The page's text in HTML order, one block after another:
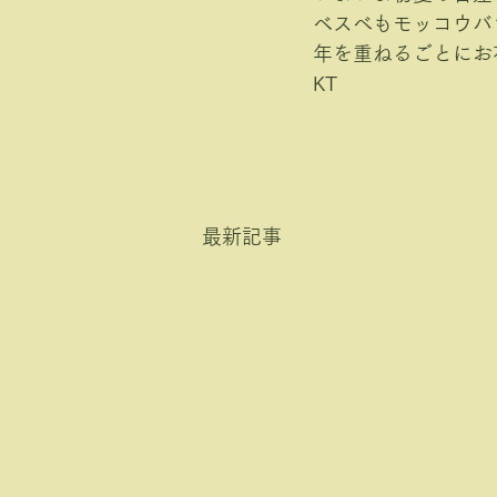
ベスべもモッコウ
年を重ねるごとに
KT
最新記事